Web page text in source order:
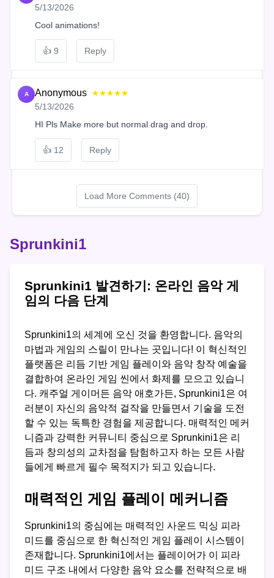
5/13/2026
Cool animations!
👍 9 Reply
A Anonymous ★★★★★
5/13/2026
HI Pls Make more but normal drag and drop.
👍 12 Reply
Load More Comments (40)
Sprunkini1
Sprunkini1 발견하기: 온라인 음악 게
임의 다음 단계
Sprunkini1의 세계에 오신 것을 환영합니다. 음악의
마법과 게임의 스릴이 만나는 곳입니다! 이 혁신적인
플랫폼은 리듬 기반 게임 플레이와 음악 창작 예술을
결합하여 온라인 게임 씬에서 화제를 모으고 있습니
다. 캐주얼 게이머든 음악 애호가든, Sprunkini1은 여
러분이 자신의 음악적 걸작을 만들면서 기술을 도전
할 수 있는 독특한 경험을 제공합니다. 매력적인 메커
니즘과 강력한 커뮤니티 중심으로 Sprunkini1은 리
듬과 창의성의 교차점을 탐험하고자 하는 모든 사람
들에게 빠르게 필수 목적지가 되고 있습니다.
매력적인 게임 플레이 메커니즘
Sprunkini1의 중심에는 매력적인 사운드 믹싱 피라
미드를 중심으로 한 혁신적인 게임 플레이 시스템이
존재합니다. Sprunkini1에서는 플레이어가 이 피라
미드 구조 내에서 다양한 음악 요소를 전략적으로 배